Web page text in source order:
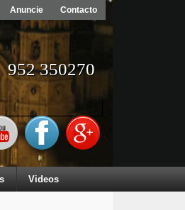
Anuncie Contacto
952 350270
Videos